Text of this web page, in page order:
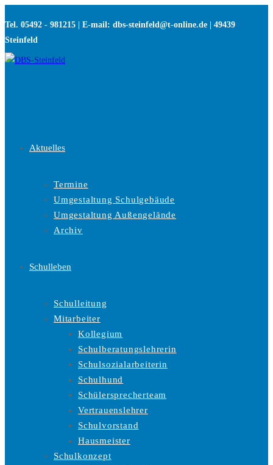
Inhalt
springen
Tel. 05492 - 981215 | E-mail: dbs-steinfeld@t-online.de | 49439
Steinfeld
Aktuelles
Termine
Umgestaltung Schulgebäude
Umgestaltung Außengelände
Archiv
Schulleben
Schulleitung
Mitarbeiter
Kollegium
Schulberatungslehrerin
Schulsozialarbeiterin
Schulhund
Schülersprecherteam
Vertrauenslehrer
Schulvorstand
Hausmeister
Schulkonzept